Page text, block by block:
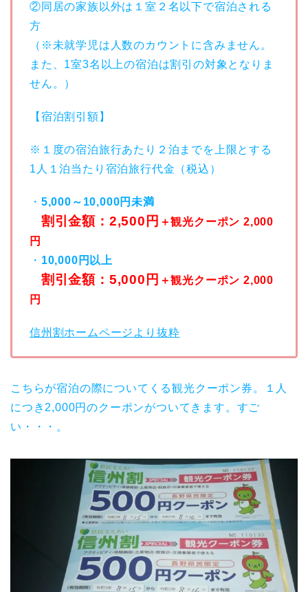
②同居の家族以外は１室２名以下で宿泊される
方
（※未就学児は人数のカウントに含みません。
また、1室3名以上の宿泊は割引の対象となりま
せん。）
【宿泊割引額】
※１度の宿泊旅行あたり２泊までを上限とする
1人１泊当たり宿泊旅行代金（税込）
・ 5,000～10,000円未満
割引金額：2,500円 ＋観光クーポン 2,000
円
・ 10,000円以上
割引金額：5,000円 ＋観光クーポン 2,000
円
信州割ホームページより抜粋
こちらが宿泊の際についてくる観光クーポン券。１人
につき2,000円のクーポンがついてきます。すご
い・・・。